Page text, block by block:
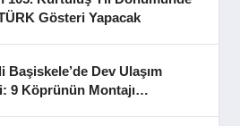
Gösteri Yapacak
Başiskele’de Dev Ulaşım
9 Köprünün Montajı